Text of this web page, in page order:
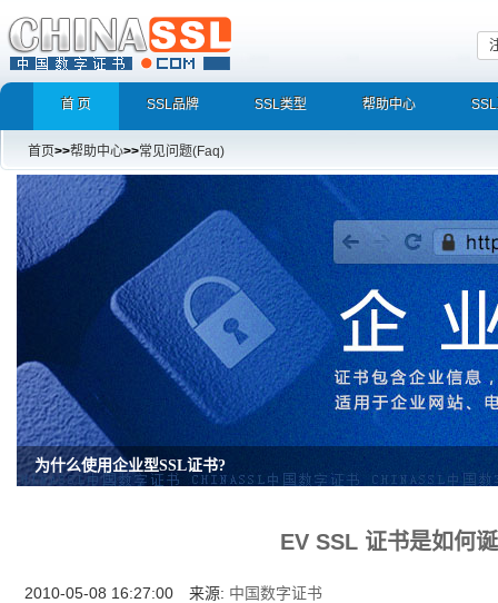
首 页 SSL品牌 SSL类型 帮助中心
首页>>帮助中心>>常见问题(Faq)
为什么使用企业型SSL证书?
EV SSL 证书是如何
2010-05-08 16:27:00 来源: 中国数字证书